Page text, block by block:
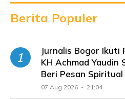
Berita Populer
Jurnalis Bogor Ikuti
KH Achmad Yaudin
Beri Pesan Spiritual
07 Aug 2026 - 21:04